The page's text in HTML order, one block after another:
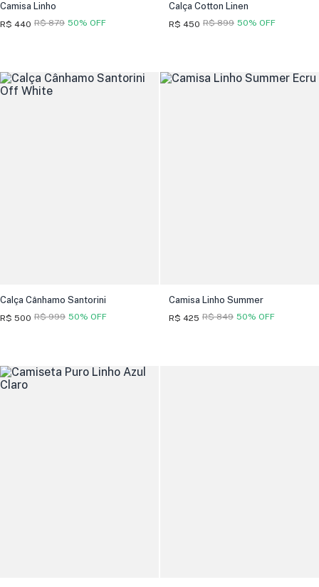
Camisa Linho
R$ 440 50% OFF
R$ 879
Calça Cotton Linen
R$ 450 50% OFF
R$ 899
Calça Cânhamo Santorini
R$ 500 50% OFF
R$ 999
Camisa Linho Summer
R$ 425 50% OFF
R$ 849